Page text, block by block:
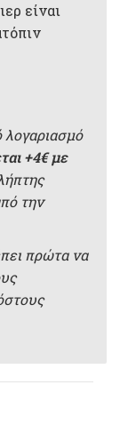
είναι
+4€ με
την
πρώτα να